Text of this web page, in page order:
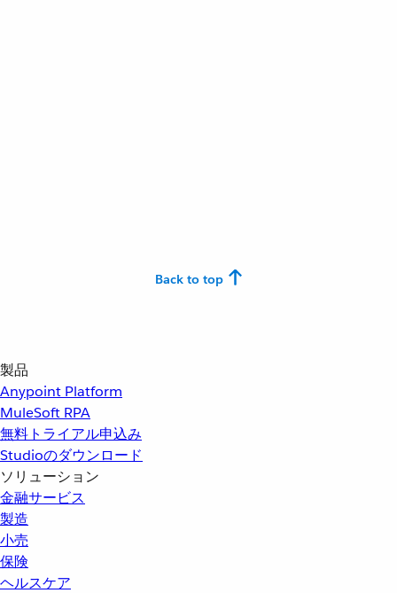
Back to top
製品
Anypoint Platform
MuleSoft RPA
無料トライアル申込み
Studioのダウンロード
ソリューション
金融サービス
製造
小売
保険
ヘルスケア